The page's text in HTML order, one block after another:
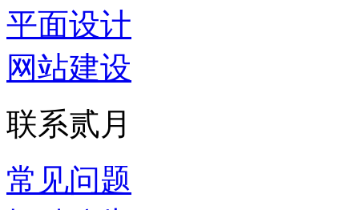
平面设计
网站建设
联系贰月
常见问题